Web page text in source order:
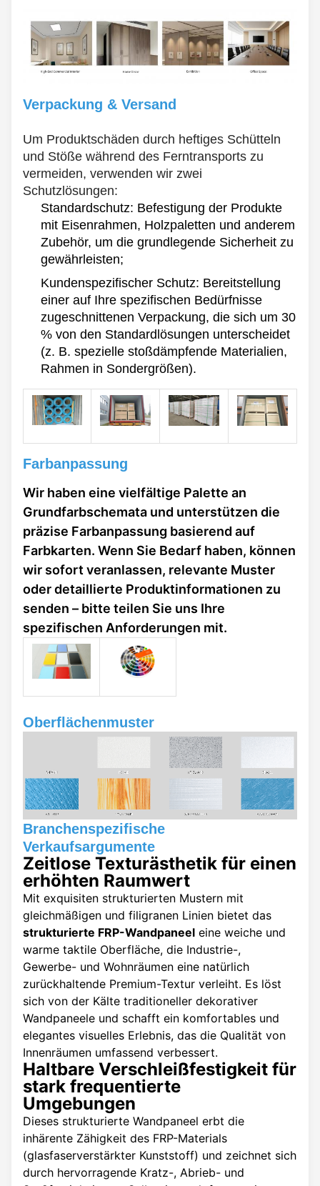
Verpackung & Versand
Um Produktschäden durch heftiges Schütteln
und Stöße während des Ferntransports zu
vermeiden, verwenden wir zwei
Schutzlösungen:
Standardschutz: Befestigung der Produkte
mit Eisenrahmen, Holzpaletten und anderem
Zubehör, um die grundlegende Sicherheit zu
gewährleisten;
Kundenspezifischer Schutz: Bereitstellung
einer auf Ihre spezifischen Bedürfnisse
zugeschnittenen Verpackung, die sich um 30
% von den Standardlösungen unterscheidet
(z. B. spezielle stoßdämpfende Materialien,
Rahmen in Sondergrößen).
Farbanpassung
Wir haben eine vielfältige Palette an
Grundfarbschemata und unterstützen die
präzise Farbanpassung basierend auf
Farbkarten. Wenn Sie Bedarf haben, können
wir sofort veranlassen, relevante Muster
oder detaillierte Produktinformationen zu
senden – bitte teilen Sie uns Ihre
spezifischen Anforderungen mit.
Oberflächenmuster
Branchenspezifische
Verkaufsargumente
Zeitlose Texturästhetik für einen
erhöhten Raumwert
Mit exquisiten strukturierten Mustern mit
gleichmäßigen und filigranen Linien bietet das
strukturierte FRP-Wandpaneel eine weiche und
warme taktile Oberfläche, die Industrie-,
Gewerbe- und Wohnräumen eine natürlich
zurückhaltende Premium-Textur verleiht. Es löst
sich von der Kälte traditioneller dekorativer
Wandpaneele und schafft ein komfortables und
elegantes visuelles Erlebnis, das die Qualität von
Innenräumen umfassend verbessert.
Haltbare Verschleißfestigkeit für
stark frequentierte
Umgebungen
Dieses strukturierte Wandpaneel erbt die
inhärente Zähigkeit des FRP-Materials
(glasfaserverstärkter Kunststoff) und zeichnet sich
durch hervorragende Kratz-, Abrieb- und